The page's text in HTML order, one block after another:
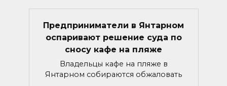
Предприниматели в Янтарном
оспаривают решение суда по
сносу кафе на пляже
Владельцы кафе на пляже в
Янтарном собираются обжаловать